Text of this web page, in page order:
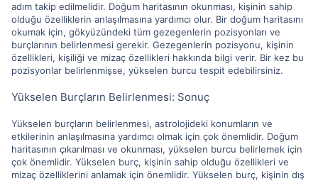
adım takip edilmelidir. Doğum haritasının okunması, kişinin sahip
olduğu özelliklerin anlaşılmasına yardımcı olur. Bir doğum haritasını
okumak için, gökyüzündeki tüm gezegenlerin pozisyonları ve
burçlarının belirlenmesi gerekir. Gezegenlerin pozisyonu, kişinin
özellikleri, kişiliği ve mizaç özellikleri hakkında bilgi verir. Bir kez bu
pozisyonlar belirlenmişse, yükselen burcu tespit edebilirsiniz.
Yükselen Burçların Belirlenmesi: Sonuç
Yükselen burçların belirlenmesi, astrolojideki konumların ve
etkilerinin anlaşılmasına yardımcı olmak için çok önemlidir. Doğum
haritasının çıkarılması ve okunması, yükselen burcu belirlemek için
çok önemlidir. Yükselen burç, kişinin sahip olduğu özellikleri ve
mizaç özelliklerini anlamak için önemlidir. Yükselen burç, kişinin dış